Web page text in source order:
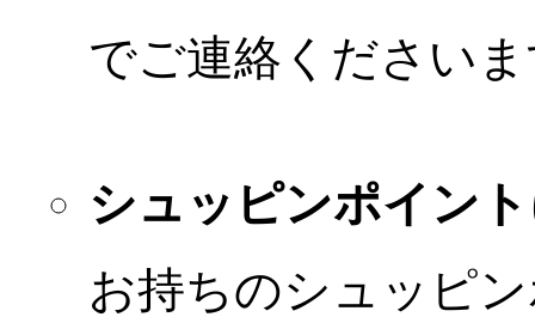
でご連絡ください
シュッピンポイン
お持ちのシュッピ